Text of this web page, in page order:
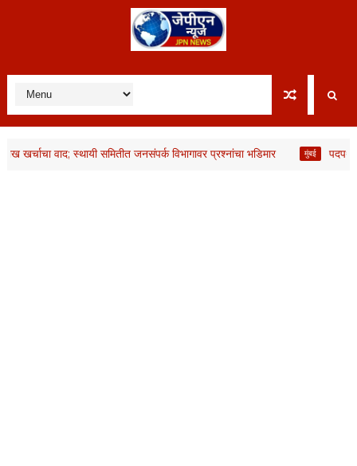
वाद; स्थायी समितीत जनसंपर्क विभागावर प्रश्नांचा भडिमार मुंबई पदपथांवरील